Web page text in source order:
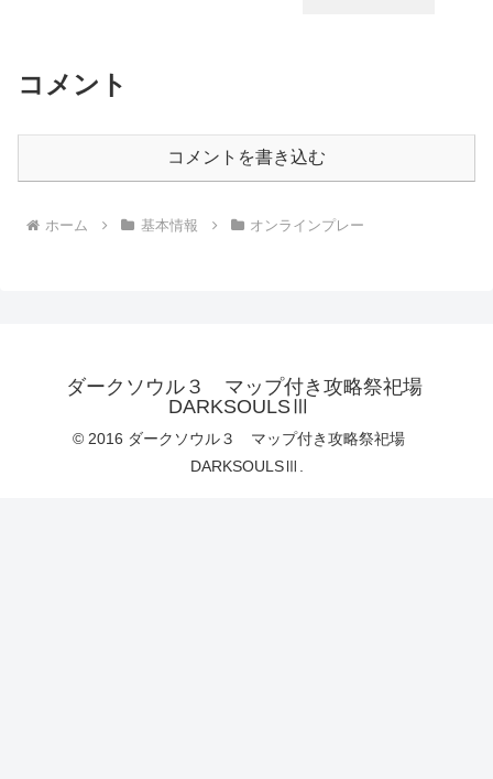
コメント
コメントを書き込む
ホーム 基本情報 オンラインプレー
ダークソウル３ マップ付き攻略祭祀場
DARKSOULSⅢ
© 2016 ダークソウル３ マップ付き攻略祭祀場
DARKSOULSⅢ.